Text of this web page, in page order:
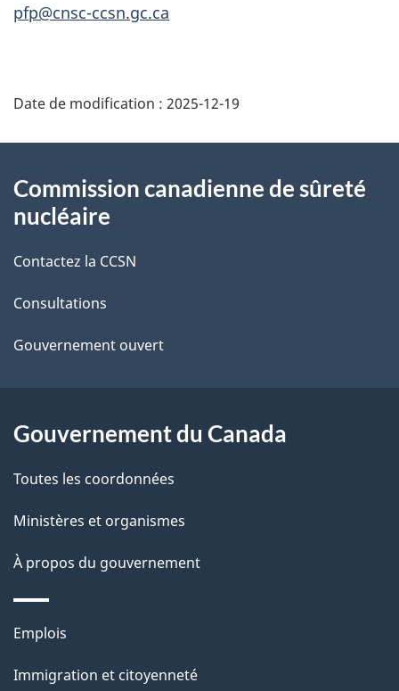
pfp@cnsc-ccsn.gc.ca
é
a
i
l
s
d
l
a
g
e
Date de modification : 2025-12-19
propos
ce
site
Commission canadienne de sûreté
nucléaire
Contactez la CCSN
Consultations
Gouvernement ouvert
Gouvernement du Canada
Toutes les coordonnées
Ministères et organismes
À propos du gouvernement
Thèmes
sujets
Emplois
Immigration et citoyenneté